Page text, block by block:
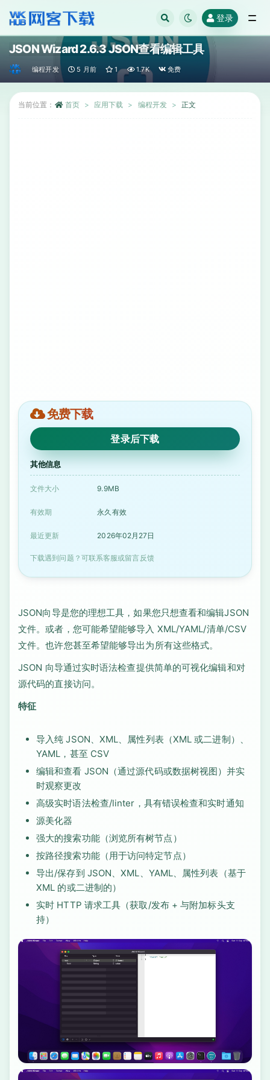
登录
JSON Wizard 2.6.3 JSON查看编辑工具
编程开发 5 月前 1 1.7K 免费
当前位置： 首页 应用下载 编程开发 正文
免费下载
登录后下载
其他信息
文件大小 9.9MB
有效期 永久有效
最近更新 2026年02月27日
下载遇到问题？可联系客服或留言反馈
JSON向导是您的理想工具，如果您只想查看和编辑JSON
文件。或者，您可能希望能够导入 XML/YAML/清单/CSV
文件。也许您甚至希望能够导出为所有这些格式。
JSON 向导通过实时语法检查提供简单的可视化编辑和对
源代码的直接访问。
特征
导入纯 JSON、XML、属性列表（XML 或二进制）、
YAML，甚至 CSV
编辑和查看 JSON（通过源代码或数据树视图）并实
时观察更改
高级实时语法检查/linter，具有错误检查和实时通知
源美化器
强大的搜索功能（浏览所有树节点）
按路径搜索功能（用于访问特定节点）
导出/保存到 JSON、XML、YAML、属性列表（基于
XML 的或二进制的）
实时 HTTP 请求工具（获取/发布 + 与附加标头支
持）
全部